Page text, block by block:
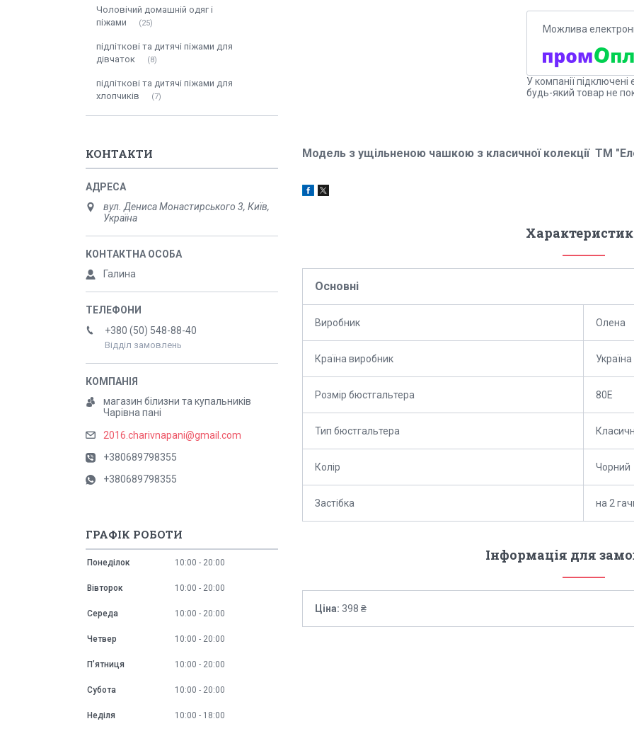
У компанії
будь-який товар не
Модель з ущільненою чашкою з класичної колекції ТМ
Основні
Виробник Олена
Країна виробник Україна
Розмір бюстгальтера 80E
Тип бюстгальтера
Колір Чорний
Застібка на 2
Інформація для
Ціна: 398 ₴
Чоловічий домашній одяг і
піжами
25
підліткові та дитячі піжами для
дівчаток
8
підліткові та дитячі піжами для
хлопчиків
7
КОНТАКТИ
вул. Дениса Монастирського 3, Київ,
Україна
Галина
+380 (50) 548-88-40
Відділ замовлень
магазин білизни та купальників
Чарівна пані
2016.charivnapani@gmail.com
+380689798355
+380689798355
ГРАФІК РОБОТИ
Понеділок 10:00 20:00
Вівторок 10:00 20:00
Середа 10:00 20:00
Четвер 10:00 20:00
Пʼятниця 10:00 20:00
Субота 10:00 20:00
Неділя 10:00 18:00